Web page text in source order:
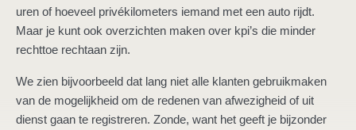
uren of hoeveel privékilometers iemand met een auto rijdt.
Maar je kunt ook overzichten maken over kpi’s die minder
rechttoe rechtaan zijn.
We zien bijvoorbeeld dat lang niet alle klanten gebruikmaken
van de mogelijkheid om de redenen van afwezigheid of uit
dienst gaan te registreren. Zonde, want het geeft je bijzonder